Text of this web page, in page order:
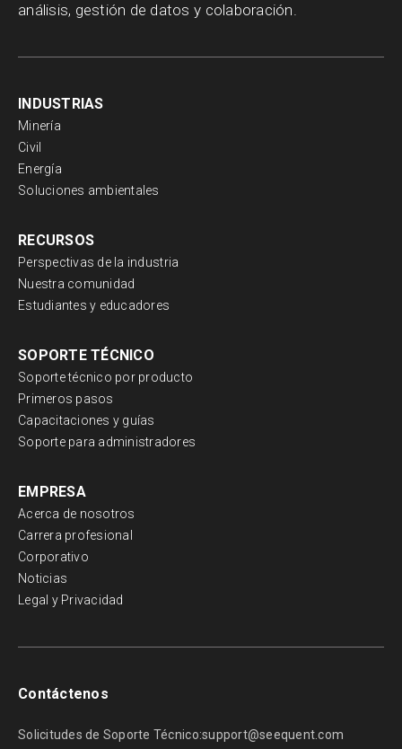
análisis, gestión de datos y colaboración.
INDUSTRIAS
Minería
Civil
Energía
Soluciones ambientales
RECURSOS
Perspectivas de la industria
Nuestra comunidad
Estudiantes y educadores
SOPORTE TÉCNICO
Soporte técnico por producto
Primeros pasos
Capacitaciones y guías
Soporte para administradores
EMPRESA
Acerca de nosotros
Carrera profesional
Corporativo
Noticias
Legal y Privacidad
Contáctenos
Solicitudes de Soporte Técnico:support@seequent.com